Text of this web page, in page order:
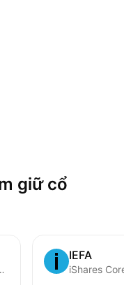
giữ cổ
Markets ETF
IEFA
iShares